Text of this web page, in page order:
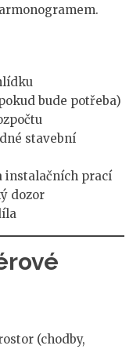
bude potřeba)
stavební
instalačních prací
dozor
(chodby,